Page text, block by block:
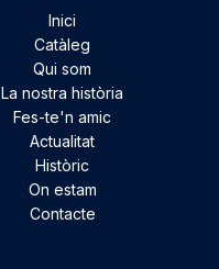
Inici
Catàleg
Qui som
La nostra història
Fes-te'n amic
Actualitat
Històric
On estam
Contacte